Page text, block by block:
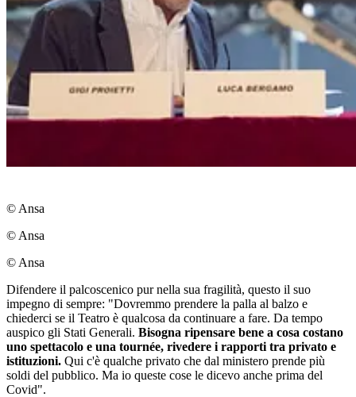
© Ansa
© Ansa
© Ansa
Difendere il palcoscenico pur nella sua fragilità, questo il suo
impegno di sempre: "Dovremmo prendere la palla al balzo e
chiederci se il Teatro è qualcosa da continuare a fare. Da tempo
auspico gli Stati Generali. Bisogna ripensare bene a cosa costano
uno spettacolo e una tournée, rivedere i rapporti tra privato e
istituzioni. Qui c'è qualche privato che dal ministero prende più
soldi del pubblico. Ma io queste cose le dicevo anche prima del
Covid".